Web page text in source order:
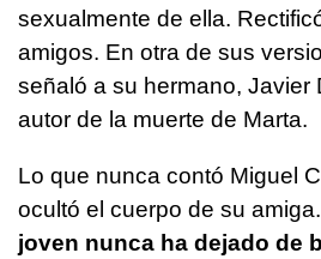
sexualmente de ella.
amigos. En otra de sus
señaló a su hermano, Javier
autor de la muerte de Marta.
Lo que nunca contó Miguel
ocultó el cuerpo de su amiga.
joven nunca ha dejado de